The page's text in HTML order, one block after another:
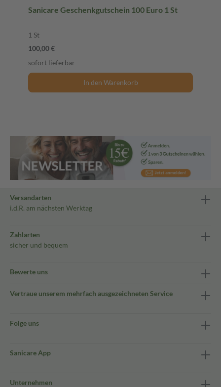
Sanicare Geschenkgutschein 100 Euro 1 St
1 St
100,00 €
sofort lieferbar
In den Warenkorb
Versandarten
i.d.R. am nächsten Werktag
Zahlarten
sicher und bequem
Bewerte uns
Vertraue unserem mehrfach ausgezeichneten Service
Folge uns
Sanicare App
Unternehmen